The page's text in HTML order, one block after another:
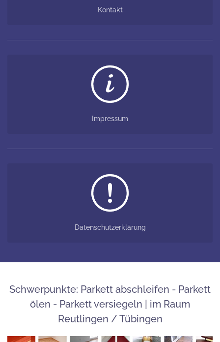
Kontakt
Impressum
Datenschutzerklärung
Schwerpunkte: Parkett abschleifen - Parkett
ölen - Parkett versiegeln | im Raum
Reutlingen / Tübingen